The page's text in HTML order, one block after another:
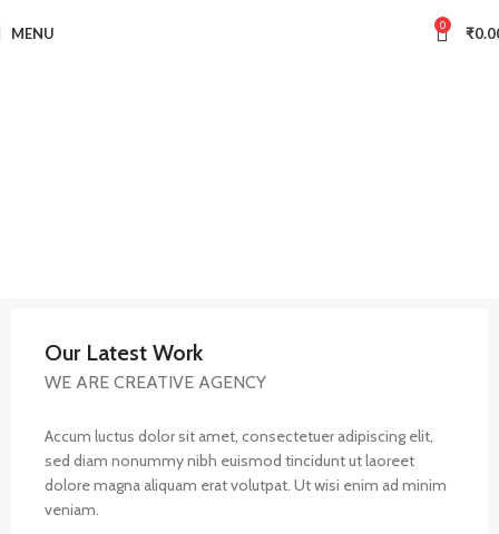
MENU 0 ₹
Our Latest Work
WE ARE CREATIVE AGENCY
Accum luctus dolor sit amet, consectetuer adipiscing elit,
sed diam nonummy nibh euismod tincidunt ut laoreet
dolore magna aliquam erat volutpat. Ut wisi enim ad minim
veniam.